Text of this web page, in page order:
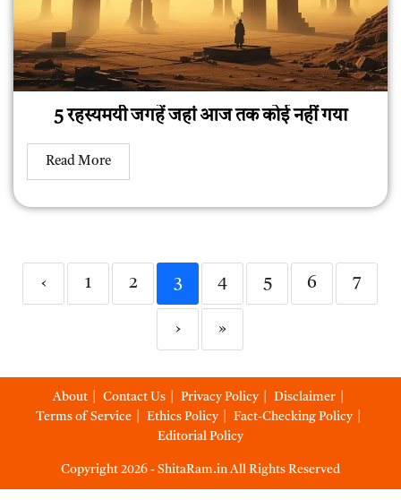
5 रहस्यमयी जगहें जहां आज तक कोई नहीं गया
Read More
‹ 1 2 3 4 5 6 7
› »
About Contact Us Privacy Policy
Disclaimer
Terms of Service
Ethics Policy
Fact-Checking Policy
Editorial Policy
Copyright 2026 - ShitaRam.in All Rights Reserved